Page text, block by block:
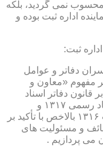
نمی گردید، بلكه
اداره ثبت بوده و
ثبت:
دفاتر و عوامل
مفهوم «معاون و
قانون دفاتر اسناد
رسمی مصوب ۱۳۱۶ و آئین نامه دفاتر اسناد رسمی ۱۳۱۷ و
نظامنامه قانون دفاتر اسناد رسمی مصوب ۱۳۱۶ بالاخص با تأكید بر
وظائف و مسئولیت های
می پردازیم .